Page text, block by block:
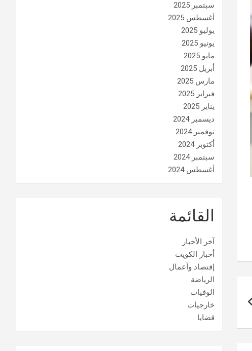
سبتمبر 2025
أغسطس 2025
يوليو 2025
يونيو 2025
مايو 2025
أبريل 2025
مارس 2025
فبراير 2025
يناير 2025
ديسمبر 2024
نوفمبر 2024
أكتوبر 2024
سبتمبر 2024
أغسطس 2024
القائمة
آخر الأخبار
أخبار الكويت
إقتصاد وأعمال
الرياضة
الوفيات
خارجيات
قضايا